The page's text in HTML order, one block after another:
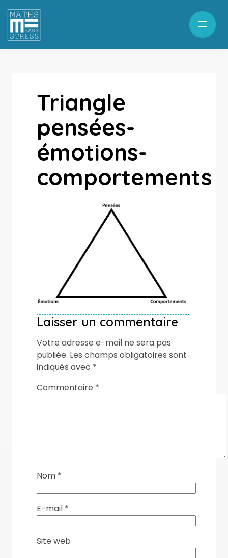
Triangle
pensées-
émotions-
comportements
Laisser un commentaire
Votre adresse e-mail ne sera pas
publiée. Les champs obligatoires sont
indiqués avec *
Commentaire *
Nom *
E-mail *
Site web